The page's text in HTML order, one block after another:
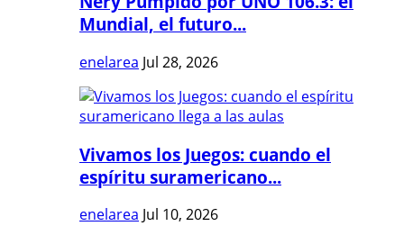
Mundial, el futuro...
enelarea Jul 28, 2026
Vivamos los Juegos: cuando el
espíritu suramericano...
enelarea Jul 10, 2026